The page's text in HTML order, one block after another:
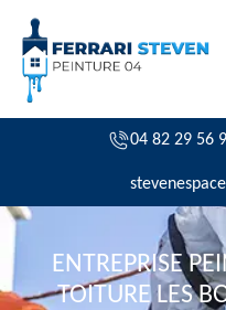
04 82 29 56
ENTREPRISE
TOITURE LES